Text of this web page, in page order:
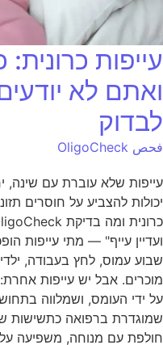
עייפות
ואתם לא
לבדוק
فحص OligoCheck
עייפות שלא עוברת עם שינה,
יכולות להצביע על חוסרים
ועדיין עייף" — מתי עייפות
שבוע עמוס, לחץ בעבודה,
מוכרים. אבל יש עייפות
על ידי העומס, ושמלווה
שמוגדרת ברפואה כתשישות
חולפת עם מנוחה, משפיעה על